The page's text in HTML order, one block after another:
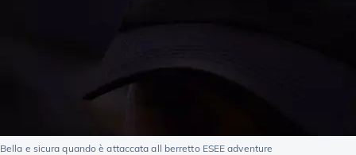
Bella e sicura quando è attaccata all berretto ESEE adventure